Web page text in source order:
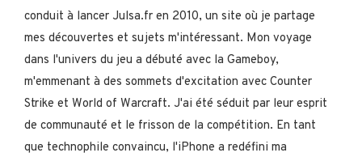
conduit à lancer Julsa.fr en 2010, un site où je partage
mes découvertes et sujets m'intéressant. Mon voyage
dans l'univers du jeu a débuté avec la Gameboy,
m'emmenant à des sommets d'excitation avec Counter
Strike et World of Warcraft. J'ai été séduit par leur esprit
de communauté et le frisson de la compétition. En tant
que technophile convaincu, l'iPhone a redéfini ma